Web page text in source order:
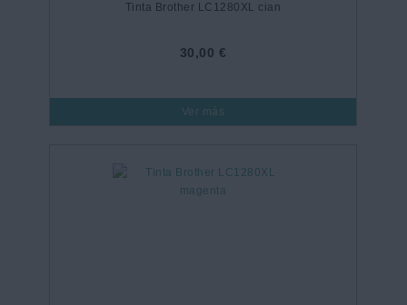
Tinta Brother LC1280XL cian
30,00 €
Ver más